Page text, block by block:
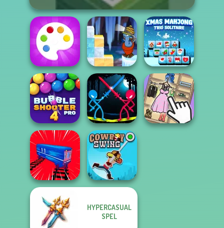
Fun Colors
Gold Strike Icy
Xmas Mahjong
Trio Solitaire
Bubble Shooter
Pro 4
Stick Duel:
Medieval Wars
Train Drift
HYPERCASUAL
SPEL